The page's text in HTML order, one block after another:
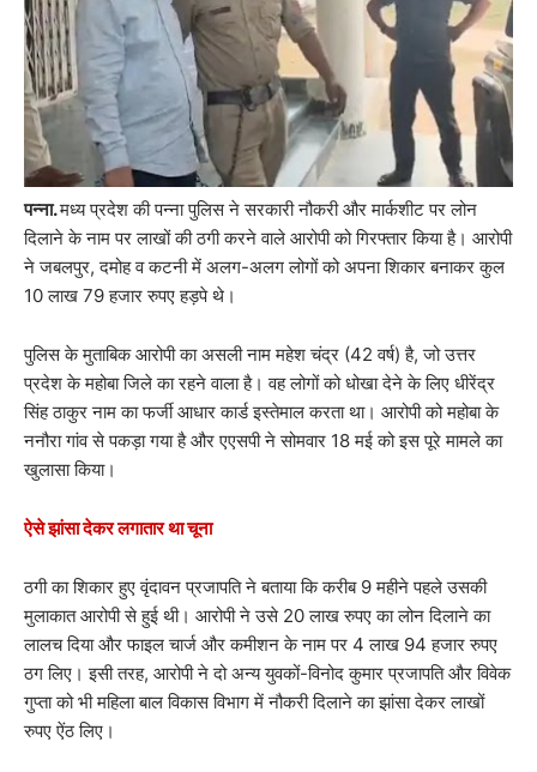
पन्ना.मध्य प्रदेश की पन्ना पुलिस ने सरकारी नौकरी और मार्कशीट पर लोन
दिलाने के नाम पर लाखों की ठगी करने वाले आरोपी को गिरफ्तार किया है। आरोपी
ने जबलपुर, दमोह व कटनी में अलग-अलग लोगों को अपना शिकार बनाकर कुल
10 लाख 79 हजार रुपए हड़पे थे।
पुलिस के मुताबिक आरोपी का असली नाम महेश चंद्र (42 वर्ष) है, जो उत्तर
प्रदेश के महोबा जिले का रहने वाला है। वह लोगों को धोखा देने के लिए धीरेंद्र
सिंह ठाकुर नाम का फर्जी आधार कार्ड इस्तेमाल करता था। आरोपी को महोबा के
ननौरा गांव से पकड़ा गया है और एएसपी ने सोमवार 18 मई को इस पूरे मामले का
खुलासा किया।
ऐसे झांसा देकर लगातार था चूना
ठगी का शिकार हुए वृंदावन प्रजापति ने बताया कि करीब 9 महीने पहले उसकी
मुलाकात आरोपी से हुई थी। आरोपी ने उसे 20 लाख रुपए का लोन दिलाने का
लालच दिया और फाइल चार्ज और कमीशन के नाम पर 4 लाख 94 हजार रुपए
ठग लिए। इसी तरह, आरोपी ने दो अन्य युवकों-विनोद कुमार प्रजापति और विवेक
गुप्ता को भी महिला बाल विकास विभाग में नौकरी दिलाने का झांसा देकर लाखों
रुपए ऐंठ लिए।